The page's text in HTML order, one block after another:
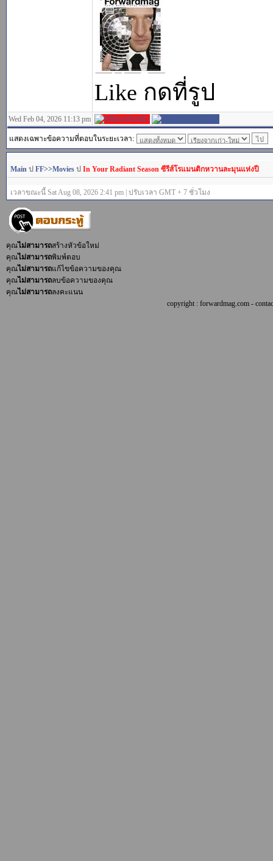
Like กดที่รูป
Wed Feb 04, 2026 11:13 pm
แสดงเฉพาะข้อความที่ตอบในระยะเวลา:
Main ป FF>>Movies ป In Your Radiant Season ซีรีส์โรแมนติกหวานละมุนแห่งปี
เวลาขณะนี้ Sat Aug 08, 2026 2:41 pm | ปรับเวลา GMT + 7 ชั่วโมง
คุณไม่สามารถสร้างหัวข้อใหม่
คุณไม่สามารถพิมพ์ตอบ
คุณไม่สามารถแก้ไขข้อความของคุณ
คุณไม่สามารถลบข้อความของคุณ
คุณไม่สามารถลงคะแนน
copyright : forwardmag.com -